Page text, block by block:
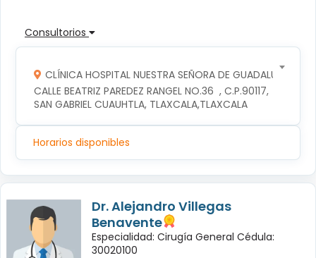
Consultorios
CLÍNICA HOSPITAL NUESTRA SEÑORA DE GUADALUPE
CALLE BEATRIZ PAREDEZ RANGEL NO.36  , C.P.90117,
SAN GABRIEL CUAUHTLA, TLAXCALA,TLAXCALA
Horarios disponibles
Dr. Alejandro Villegas
Benavente
Especialidad: Cirugía General Cédula:
30020100